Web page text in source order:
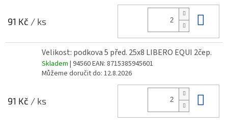
91 Kč / ks
Velikost: podkova 5 před. 25x8 LIBERO EQUI 2čep.
Skladem | 94560EAN: 8715385945601
Můžeme doručit do: 12.8.2026
91 Kč / ks